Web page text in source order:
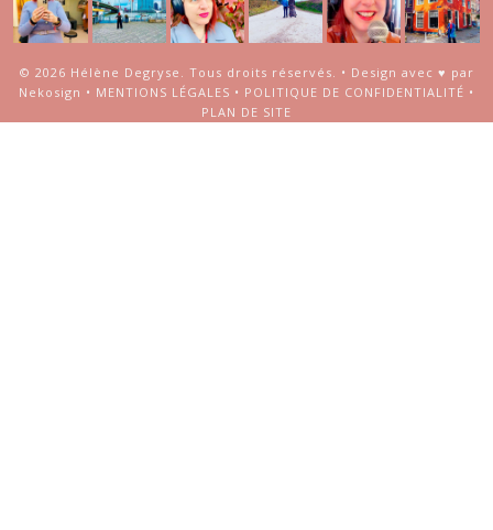
© 2026 Hélène Degryse . Tous droits réservés. • Design avec ♥ par
Nekosign • MENTIONS LÉGALES • POLITIQUE DE CONFIDENTIALITÉ •
PLAN DE SITE